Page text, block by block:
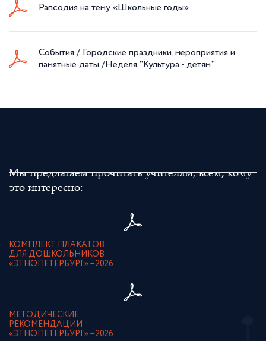
Рапсодия на тему «Школьные годы»
События / Городские праздники, мероприятия и
памятные даты /Неделя "Культура - детям"
Мы предлагаем прочитать учителям, всем, кому
это интересно:
КОМПЛЕКТ ПЛАКАТОВ
ДЛЯ ДОШКОЛЬНИКОВ
«ЭТНОПЕТЕРБУРГ» – 2026
МЕТОДИЧЕСКИЕ
РЕКОМЕНДАЦИИ
«ЭТНОПЕТЕРБУРГ» – 2026